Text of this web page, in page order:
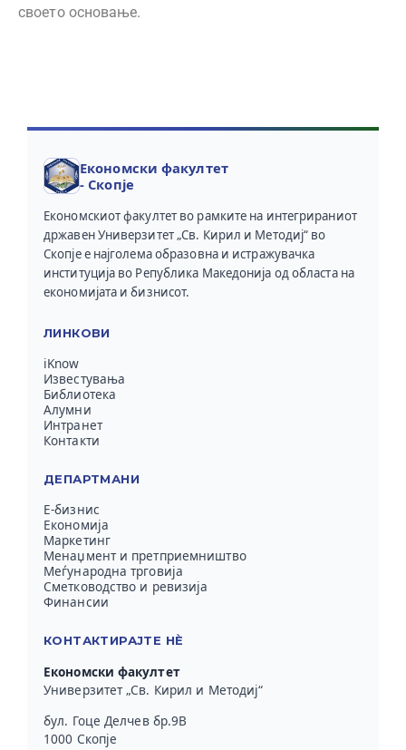
своето основање.
Економски факултет
- Скопје
Економскиот факултет во рамките на интегрираниот
државен Универзитет „Св. Кирил и Методиј“ во
Скопје е најголема образовна и истражувачка
институција во Република Македонија од областа на
економијата и бизнисот.
ЛИНКОВИ
iKnow
Известувања
Библиотека
Алумни
Интранет
Контакти
ДЕПАРТМАНИ
Е-бизнис
Економија
Маркетинг
Менаџмент и претприемништво
Меѓународна трговија
Сметководство и ревизија
Финансии
КОНТАКТИРАЈТЕ НЀ
Економски факултет
Универзитет „Св. Кирил и Методиј“
бул. Гоце Делчев бр.9В
1000 Скопје